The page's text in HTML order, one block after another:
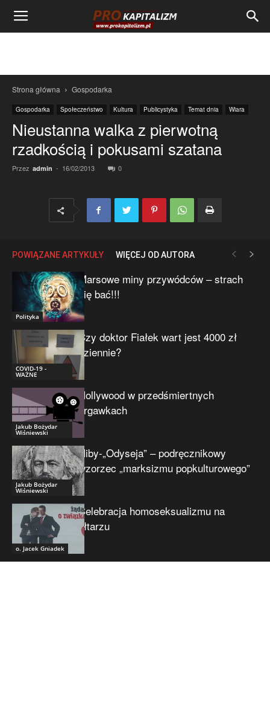
Strona główna Gospodarka
Gospodarka Społeczeństwo Kultura Publicystyka Temat dnia Wiara
Nieustanna walka z pierwotną
rzadkością i pokusami szatana
Przez admin - 16/02/2013 0
POWIĄZANE ARTYKUŁY WIĘCEJ OD AUTORA
Polityka
Marsowe miny przywódców – strach
się bać!!!
COVID-19 -
WAŻNE
Czy doktor Fiałek wart jest 4000 zł
dziennie?
Jakub Bożydar
Wiśniewski
Hollywood w przedśmiertnych
drgawkach
Jakub Bożydar
Wiśniewski
Niby-„Odyseja” – podręcznikowy
wzorzec „marksizmu popkulturowego”
o. Jacek Gniadek
Celebracja homoseksualizmu na
ołtarzu